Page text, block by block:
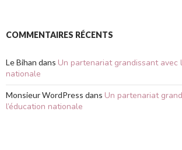
COMMENTAIRES RÉCENTS
Le Bihan dans Un partenariat grandissant avec
nationale
Monsieur WordPress dans Un partenariat
l’éducation nationale